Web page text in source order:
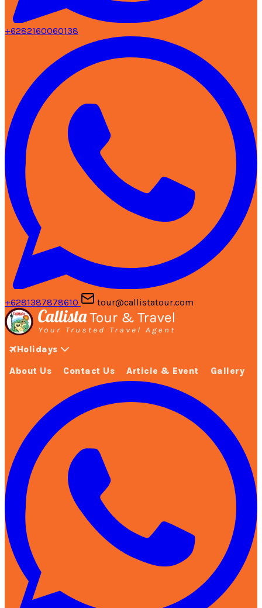
+6282160060138
+6281387878610 tour@callistatour.com
Holidays
About Us Contact Us Article & Event Gallery